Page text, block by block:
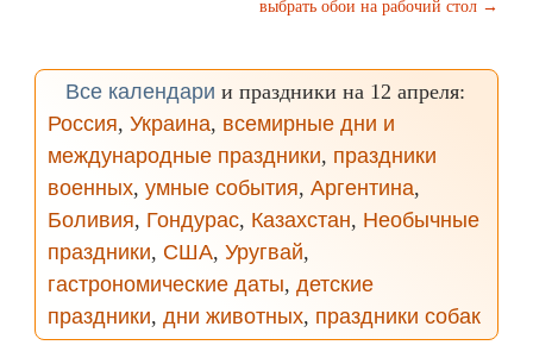
выбрать обои на рабочий стол →
Все календари и праздники на 12 апреля:
Россия, Украина, всемирные дни и
международные праздники, праздники
военных, умные события, Аргентина,
Боливия, Гондурас, Казахстан, Необычные
праздники, США, Уругвай,
гастрономические даты, детские
праздники, дни животных, праздники собак